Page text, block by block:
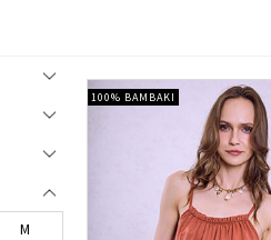
M
100% ΒΑΜΒΑΚΙ